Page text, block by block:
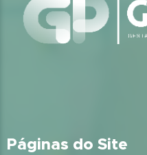
Páginas do Site